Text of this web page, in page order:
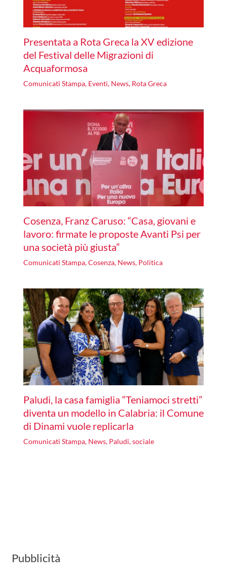
Presentata a Rota Greca la XV edizione
del Festival delle Migrazioni di
Acquaformosa
Comunicati Stampa, Eventi, News, Rota Greca
Cosenza, Franz Caruso: “Casa, giovani e
lavoro: firmate le proposte Avanti Psi per
una società più giusta”
Comunicati Stampa,Cosenza, News, Politica
Paludi, la casa famiglia “Teniamoci stretti”
diventa un modello in Calabria: il Comune
di Dinami vuole replicarla
Comunicati Stampa, News, Paludi,sociale
Pubblicità